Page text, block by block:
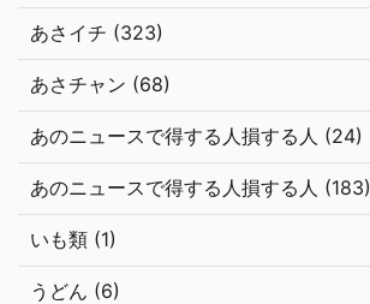
あさイチ (323)
あさチャン (68)
あのニュースで得する人損する人 (24)
あのニュースで得する人損する人 (183)
いも類 (1)
うどん (6)